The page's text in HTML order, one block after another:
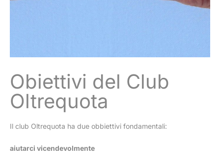
Obiettivi del Club
Oltrequota
Il club Oltrequota ha due obbiettivi fondamentali:
aiutarci vicendevolmente